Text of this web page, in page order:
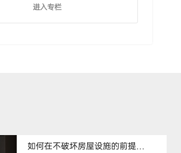
进入专栏
如何在不破坏房屋设施的前提下，挑选到合适的租房净水器